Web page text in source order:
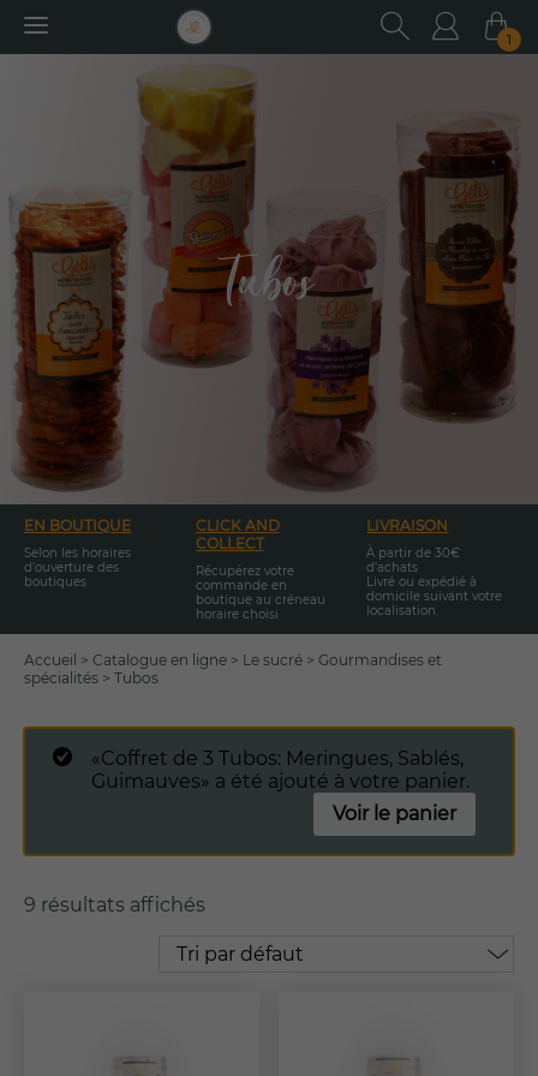
1
Tubos
EN BOUTIQUE
Selon les horaires
d’ouverture des
boutiques
CLICK AND
COLLECT
Récupérez votre
commande en
boutique au créneau
horaire choisi
LIVRAISON
À partir de 30€
d’achats
Livré ou expédié à
domicile suivant votre
localisation.
Accueil > Catalogue en ligne > Le sucré > Gourmandises et
spécialités > Tubos
«Coffret de 3 Tubos: Meringues, Sablés,
Guimauves» a été ajouté à votre panier.
Voir le panier
9 résultats affichés